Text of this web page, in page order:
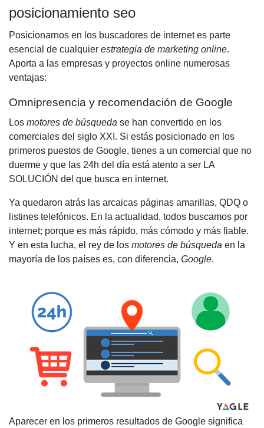
posicionamiento seo
Posicionarnos en los buscadores de internet es parte
esencial de cualquier estrategia de marketing online.
Aporta a las empresas y proyectos online numerosas
ventajas:
Omnipresencia y recomendación de Google
Los motores de búsqueda se han convertido en los
comerciales del siglo XXI. Si estás posicionado en los
primeros puestos de Google, tienes a un comercial que no
duerme y que las 24h del día está atento a ser LA
SOLUCIÓN del que busca en internet.
Ya quedaron atrás las arcaicas páginas amarillas, QDQ o
listines telefónicos. En la actualidad, todos buscamos por
internet; porque es más rápido, más cómodo y más fiable.
Y en esta lucha, el rey de los motores de búsqueda en la
mayoría de los países es, con diferencia, Google.
Aparecer en los primeros resultados de Google significa